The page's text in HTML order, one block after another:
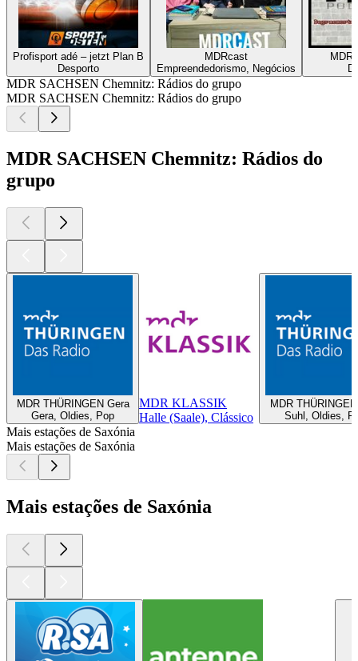
Profisport adé – jetzt Plan B
Desporto
MDRcast
Empreendedorismo, Negócios
MDR
MDR SACHSEN Chemnitz: Rádios do grupo
MDR SACHSEN Chemnitz: Rádios do grupo
MDR SACHSEN Chemnitz: Rádios do
grupo
MDR THÜRINGEN Gera
Gera, Oldies, Pop
MDR KLASSIK
Halle (Saale), Clássico
MDR
Suhl, Oldies,
Mais estações de Saxónia
Mais estações de Saxónia
Mais estações de Saxónia